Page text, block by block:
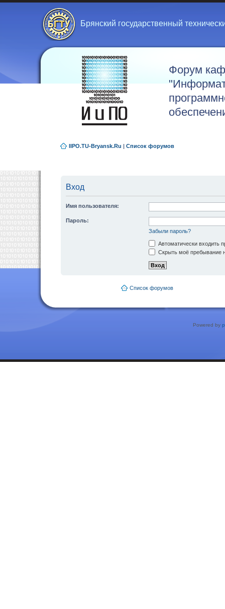
Брянский государственный
Форум
IIPO.TU-Bryansk.Ru | Список форумов
Вход
Имя пользователя:
Пароль:
Забыли пароль?
Автоматически входить
Скрыть моё пребывание
Список форумов
Powered by